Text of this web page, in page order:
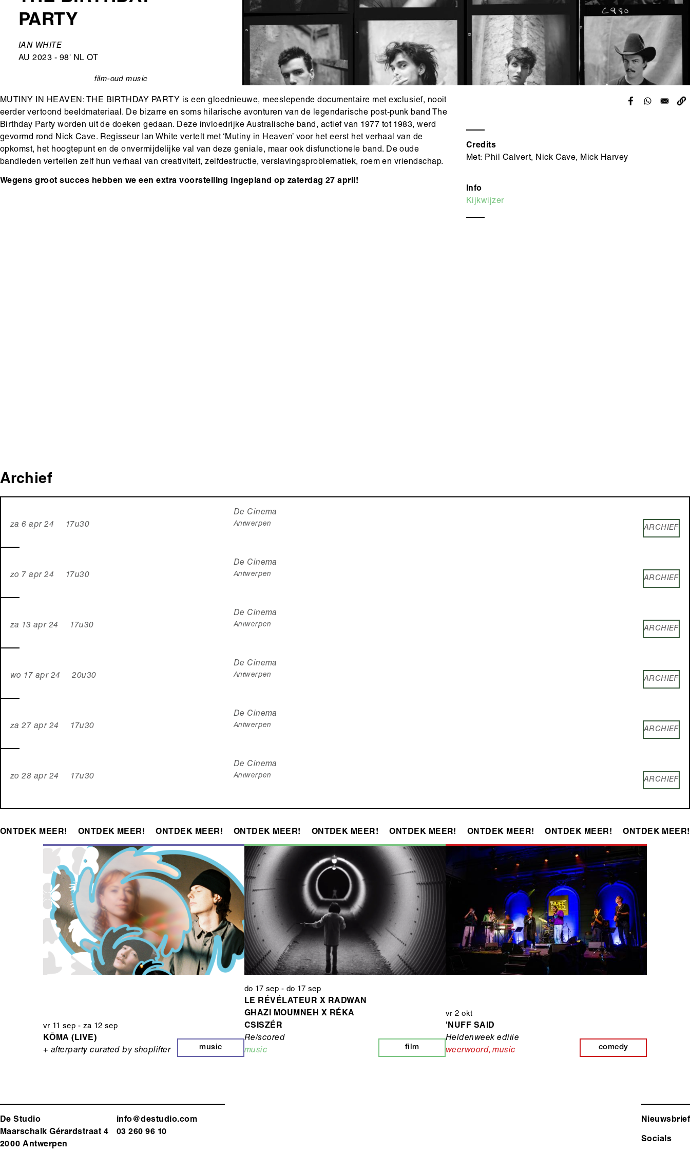
PARTY
Ondertitel
IAN WHITE
AU 2023 - 98' NL OT
film-oud music
MUTINY IN HEAVEN: THE BIRTHDAY PARTY is een gloednieuwe, meeslepende documentaire met exclusief, nooit
eerder vertoond beeldmateriaal. De bizarre en soms hilarische avonturen van de legendarische post-punk band The
Birthday Party worden uit de doeken gedaan. Deze invloedrijke Australische band, actief van 1977 tot 1983, werd
gevormd rond Nick Cave. Regisseur Ian White vertelt met ‘Mutiny in Heaven’ voor het eerst het verhaal van de
opkomst, het hoogtepunt en de onvermijdelijke val van deze geniale, maar ook disfunctionele band. De oude
bandleden vertellen zelf hun verhaal van creativiteit, zelfdestructie, verslavingsproblematiek, roem en vriendschap.
Wegens groot succes hebben we een extra voorstelling ingepland op zaterdag 27 april!
Credits
Met: Phil Calvert, Nick Cave, Mick Harvey
Info
Kijkwijzer
Archief
za 6 apr 24 17u30
De Cinema
Antwerpen ARCHIEF
zo 7 apr 24 17u30
De Cinema
Antwerpen ARCHIEF
za 13 apr 24 17u30
De Cinema
Antwerpen ARCHIEF
wo 17 apr 24 20u30
De Cinema
Antwerpen ARCHIEF
za 27 apr 24 17u30
De Cinema
Antwerpen ARCHIEF
zo 28 apr 24 17u30
De Cinema
Antwerpen ARCHIEF
ONTDEK MEER! ONTDEK MEER! ONTDEK MEER! ONTDEK MEER! ONTDEK MEER! ONTDEK MEER! ONTDEK MEER! ONTDEK MEER! ONTDEK MEER!
vr 11 sep - za 12 sep
KŌMA (LIVE)
+ afterparty curated by shoplifter
music
do 17 sep - do 17 sep
LE RÉVÉLATEUR X RADWAN
GHAZI MOUMNEH X RÉKA
CSISZÉR
Re/scored
music
film
vr 2 okt
'NUFF SAID
Heldenweek editie
weerwoord,music comedy
De Studio
Maarschalk Gérardstraat 4
2000 Antwerpen
info@destudio.com
03 260 96 10
Nieuwsbrief
Socials